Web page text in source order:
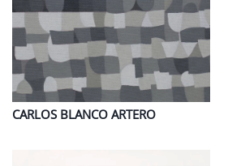
CARLOS BLANCO ARTERO